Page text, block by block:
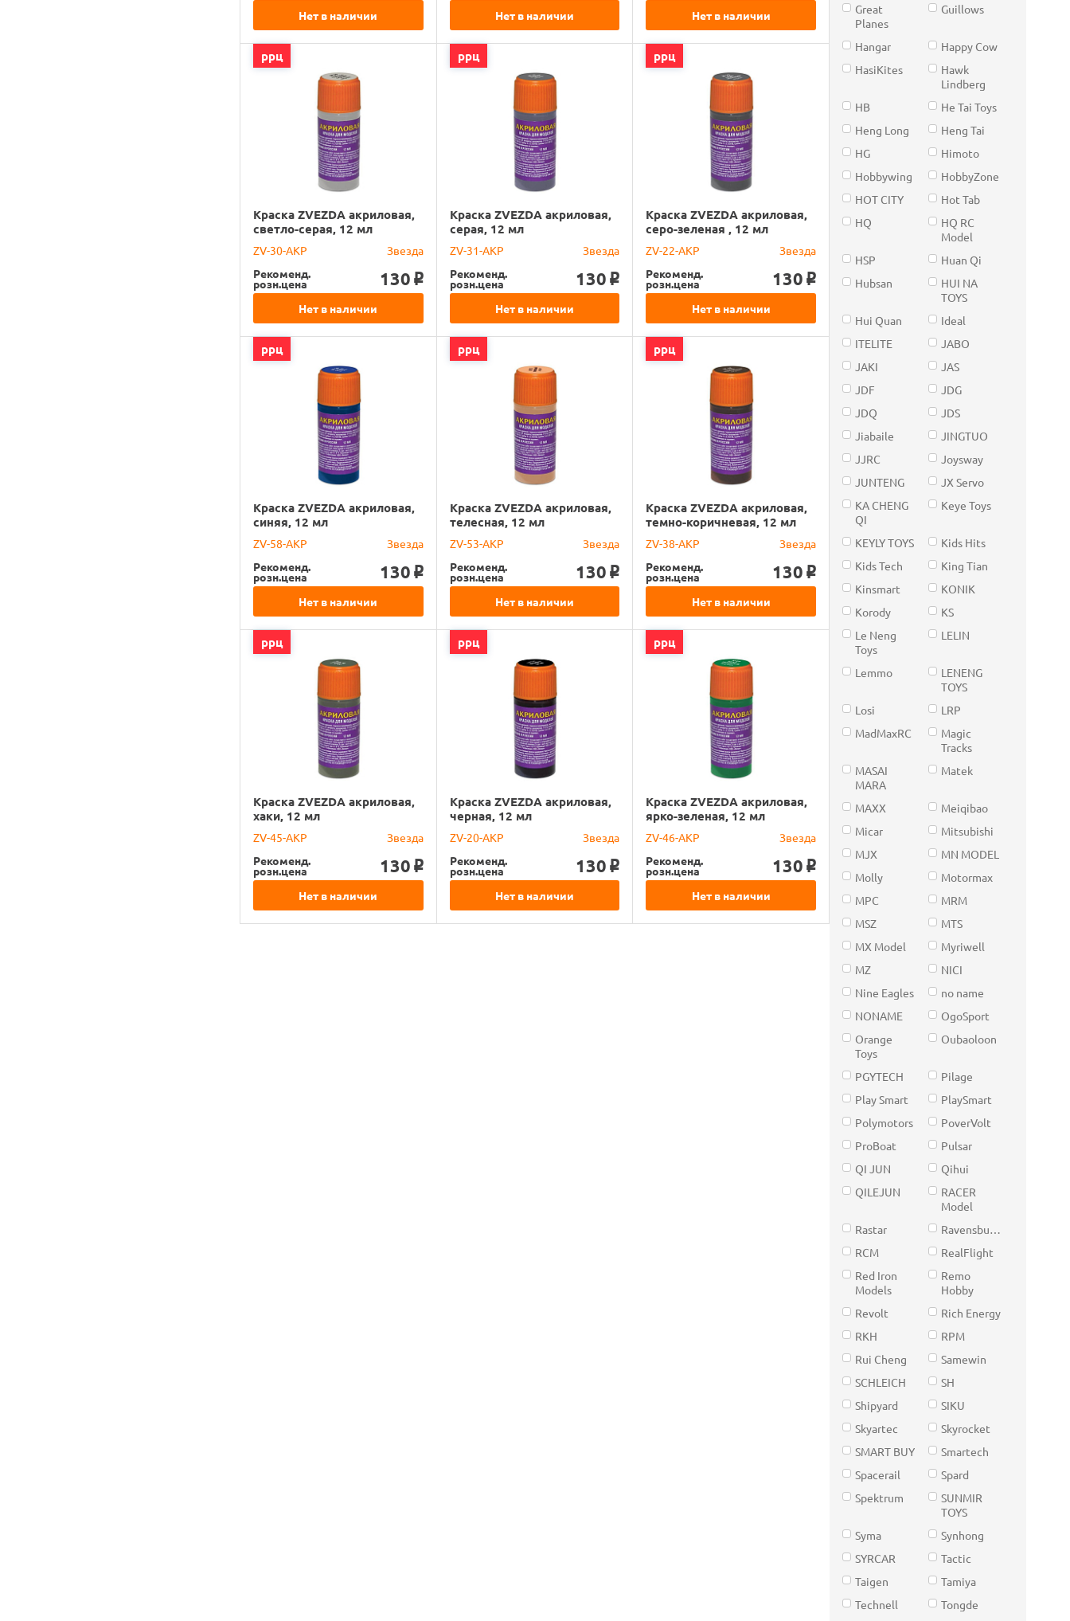
Great
Planes
Guillows
Hangar
Happy Cow
HasiKites
Hawk
Lindberg
HB
He Tai Toys
Heng Long
Heng Tai
HG
Himoto
Hobbywing
HobbyZone
HOT CITY
Hot Tab
HQ
HQ RC
Model
HSP
Huan Qi
Hubsan
HUI NA
TOYS
Hui Quan
Ideal
ITELITE
JABO
JAKI
JAS
JDF
JDG
JDQ
JDS
Jiabaile
JINGTUO
JJRC
Joysway
JUNTENG
JX Servo
KA CHENG
QI
Keye Toys
KEYLY TOYS
Kids Hits
Kids Tech
King Tian
Kinsmart
KONIK
Korody
KS
Le Neng
Toys
LELIN
Lemmo
LENENG
TOYS
Losi
LRP
MadMaxRC
Magic
Tracks
MASAI
MARA
Matek
MAXX
Meiqibao
Micar
Mitsubishi
MJX
MN MODEL
Molly
Motormax
MPC
MRM
MSZ
MTS
MX Model
Myriwell
MZ
NICI
Nine Eagles
no name
NONAME
OgoSport
Orange
Toys
Oubaoloon
PGYTECH
Pilage
Play Smart
PlaySmart
Polymotors
PoverVolt
ProBoat
Pulsar
QI JUN
Qihui
QILEJUN
RACER
Model
Rastar
Ravensburger
RCM
RealFlight
Red Iron
Models
Remo
Hobby
Revolt
Rich Energy
RKH
RPM
Rui Cheng
Samewin
SCHLEICH
SH
Shipyard
SIKU
Skyartec
Skyrocket
SMART BUY
Smartech
Spacerail
Spard
Spektrum
SUNMIR
TOYS
Syma
Synhong
SYRCAR
Tactic
Taigen
Tamiya
Technell
Tongde
Нет в наличии Нет в наличии Нет в наличии
ррц
Краска ZVEZDA акриловая,
светло-серая, 12 мл
ZV-30-АКР
Звезда
Рекоменд.
розн.цена 130 o
Нет в наличии
ррц
Краска ZVEZDA акриловая,
серая, 12 мл
ZV-31-АКР
Звезда
Рекоменд.
розн.цена 130 o
Нет в наличии
ррц
Краска ZVEZDA акриловая,
серо-зеленая , 12 мл
ZV-22-АКР
Звезда
Рекоменд.
розн.цена 130 o
Нет в наличии
ррц
Краска ZVEZDA акриловая,
синяя, 12 мл
ZV-58-АКР
Звезда
Рекоменд.
розн.цена 130 o
Нет в наличии
ррц
Краска ZVEZDA акриловая,
телесная, 12 мл
ZV-53-АКР
Звезда
Рекоменд.
розн.цена 130 o
Нет в наличии
ррц
Краска ZVEZDA акриловая,
темно-коричневая, 12 мл
ZV-38-АКР
Звезда
Рекоменд.
розн.цена 130 o
Нет в наличии
ррц
Краска ZVEZDA акриловая,
хаки, 12 мл
ZV-45-АКР
Звезда
Рекоменд.
розн.цена 130 o
Нет в наличии
ррц
Краска ZVEZDA акриловая,
черная, 12 мл
ZV-20-АКР
Звезда
Рекоменд.
розн.цена 130 o
Нет в наличии
ррц
Краска ZVEZDA акриловая,
ярко-зеленая, 12 мл
ZV-46-АКР
Звезда
Рекоменд.
розн.цена 130 o
Нет в наличии